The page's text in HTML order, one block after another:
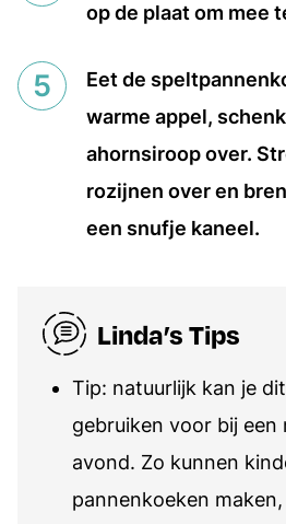
op de plaat om mee
Eet de
warme appel,
ahornsiroop over.
rozijnen over en
een snufje kaneel.
Linda’s Tips
Tip: natuurlijk kan je
gebruiken voor bij een
avond. Zo kunnen
pannenkoeken